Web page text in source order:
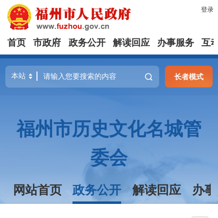
登录
首页 市政府 政务公开 解读回应 办事服务 互
长者模式
福州市历史文化名城管
委会
网站首页 政务公开 解读回应 办